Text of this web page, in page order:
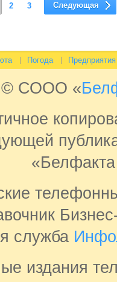
2 3 Следующая
Погода Предприятия
© СООО «
служба
издания